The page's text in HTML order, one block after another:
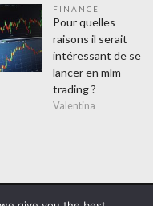
FINANCE
Pour quelles
raisons il serait
intéressant de se
lancer en mlm
trading ?
Valentina